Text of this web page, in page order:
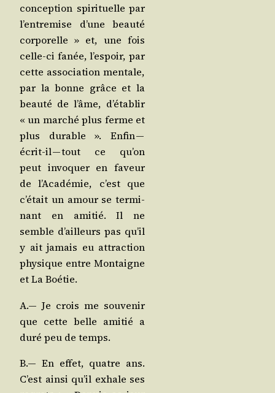
concep­tion spi­ri­tuelle par
l’en­tre­mise d’une beau­té
cor­po­relle » et, une fois
celle-ci fanée, l’es­poir, par
cette asso­cia­tion men­tale,
par la bonne grâce et la
beau­té de l’âme, d’é­ta­blir
« un mar­ché plus ferme et
plus durable ». Enfin —
écrit-il — tout ce qu’on
peut invo­quer en faveur
de l’A­ca­dé­mie, c’est que
c’é­tait un amour se ter­mi­
nant en ami­tié. Il ne
semble d’ailleurs pas qu’il
y ait jamais eu attrac­tion
phy­sique entre Mon­taigne
et La Boétie.
A.— Je crois me sou­ve­nir
que cette belle ami­tié a
duré peu de temps.
B.— En effet, quatre ans.
C’est ain­si qu’il exhale ses